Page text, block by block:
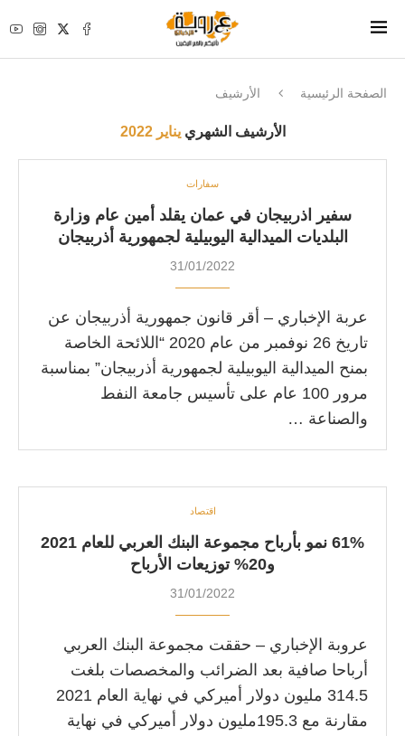
الصفحة الرئيسية الأرشيف
الأرشيف الشهرييناير 2022
سفارات
سفير اذربيجان في عمان يقلد أمين عام وزارة
البلديات الميدالية اليوبيلية لجمهورية أذربيجان
31/01/2022
عربة الإخباري – أقر قانون جمهورية أذربيجان عن
تاريخ 26 نوفمبر من عام 2020 “اللائحة الخاصة
بمنح الميدالية اليوبيلية لجمهورية أذربيجان” بمناسبة
مرور 100 عام على تأسيس جامعة النفط
والصناعة …
اقتصاد
61% نمو بأرباح مجموعة البنك العربي للعام 2021
و20% توزيعات الأرباح
31/01/2022
عروبة الإخباري – حققت مجموعة البنك العربي
أرباحا صافية بعد الضرائب والمخصصات بلغت
314.5 مليون دولار أميركي في نهاية العام 2021
مقارنة مع 195.3مليون دولار أميركي في نهاية